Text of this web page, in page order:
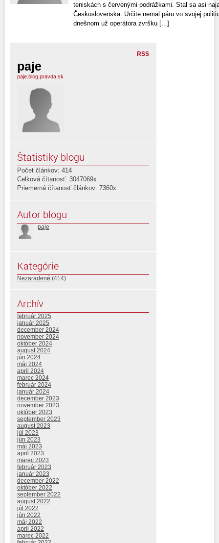
teniskách s červenými podrážkami. Stal sa asi
Československa. Určite nemal páru vo svojej
dnešnom už operátora zvršku [...]
RSS
paje
paje.blog.pravda.sk
Štatistiky blogu
Počet článkov: 414
Celková čítanosť: 3047069x
Priemerná čítanosť článkov: 7360x
Autor blogu
paje
Kategórie
Nezaradené (414)
Archív
február 2025
január 2025
december 2024
november 2024
október 2024
august 2024
jún 2024
máj 2024
apríl 2024
marec 2024
február 2024
január 2024
december 2023
november 2023
október 2023
september 2023
august 2023
júl 2023
jún 2023
máj 2023
apríl 2023
marec 2023
február 2023
január 2023
december 2022
október 2022
september 2022
august 2022
júl 2022
jún 2022
máj 2022
apríl 2022
marec 2022